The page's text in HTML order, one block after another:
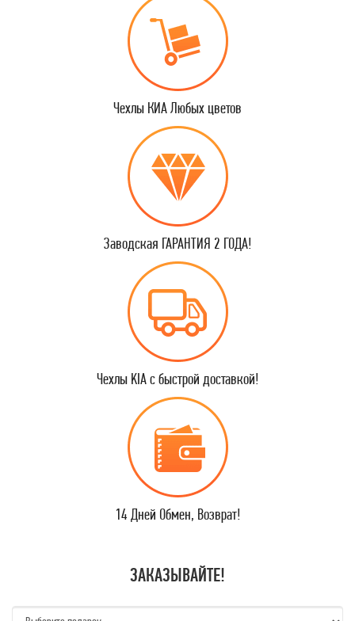
Чехлы КИА Любых цветов
Заводская ГАРАНТИЯ 2 ГОДА!
Чехлы KIA с быстрой доставкой!
14 Дней Обмен, Возврат!
ЗАКАЗЫВАЙТЕ!